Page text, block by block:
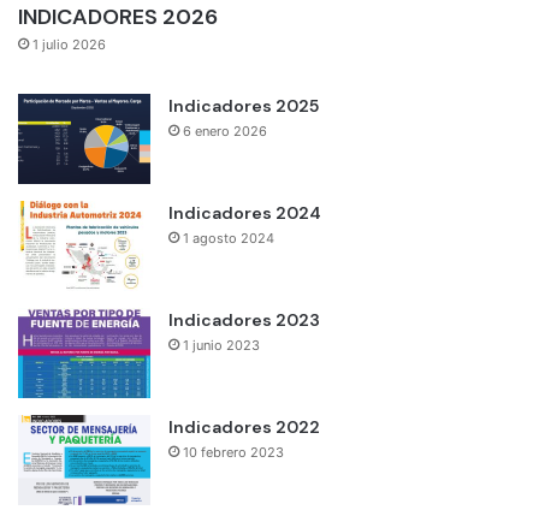
INDICADORES 2026
1 julio 2026
Indicadores 2025
6 enero 2026
Indicadores 2024
1 agosto 2024
Indicadores 2023
1 junio 2023
Indicadores 2022
10 febrero 2023